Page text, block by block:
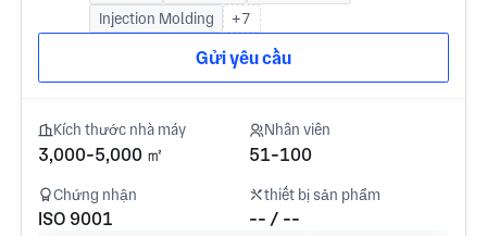
Injection Molding
+7
Gửi yêu cầu
Kích thước nhà máy
3,000-5,000 ㎡
Nhân viên
51-100
Chứng nhận
ISO 9001
thiết bị sản phẩm
-- / --